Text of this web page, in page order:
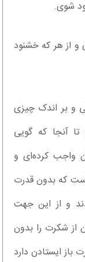
شوی.
و از هر که خشنود
و بر اندک چیزی
آنجا که گویی
واجب کرده‌ای و
که بدون قدرت
و از این جهت
از شکرت را بدون
باز ایستادن دارد